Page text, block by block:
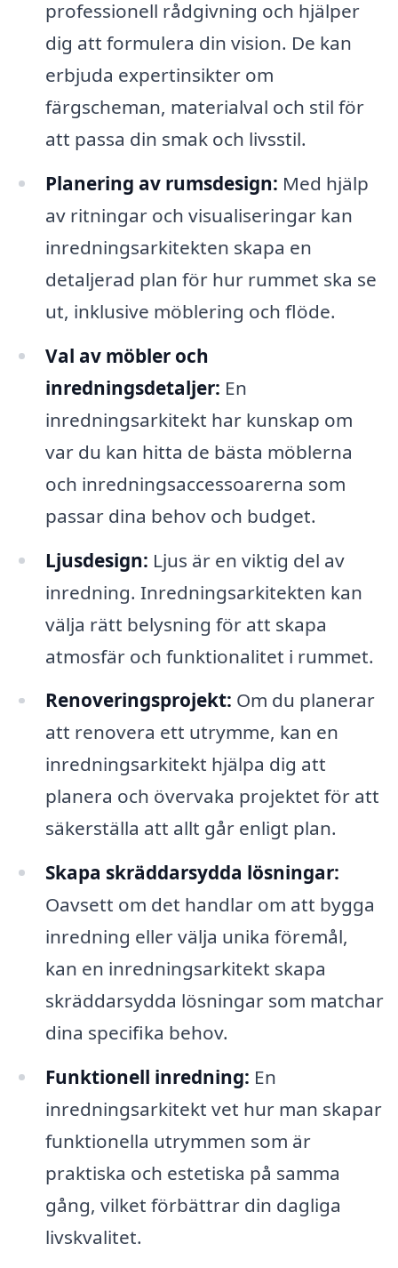
professionell rådgivning och hjälper
dig att formulera din vision. De kan
erbjuda expertinsikter om
färgscheman, materialval och stil för
att passa din smak och livsstil.
Planering av rumsdesign: Med hjälp
av ritningar och visualiseringar kan
inredningsarkitekten skapa en
detaljerad plan för hur rummet ska se
ut, inklusive möblering och flöde.
Val av möbler och
inredningsdetaljer: En
inredningsarkitekt har kunskap om
var du kan hitta de bästa möblerna
och inredningsaccessoarerna som
passar dina behov och budget.
Ljusdesign: Ljus är en viktig del av
inredning. Inredningsarkitekten kan
välja rätt belysning för att skapa
atmosfär och funktionalitet i rummet.
Renoveringsprojekt: Om du planerar
att renovera ett utrymme, kan en
inredningsarkitekt hjälpa dig att
planera och övervaka projektet för att
säkerställa att allt går enligt plan.
Skapa skräddarsydda lösningar:
Oavsett om det handlar om att bygga
inredning eller välja unika föremål,
kan en inredningsarkitekt skapa
skräddarsydda lösningar som matchar
dina specifika behov.
Funktionell inredning: En
inredningsarkitekt vet hur man skapar
funktionella utrymmen som är
praktiska och estetiska på samma
gång, vilket förbättrar din dagliga
livskvalitet.